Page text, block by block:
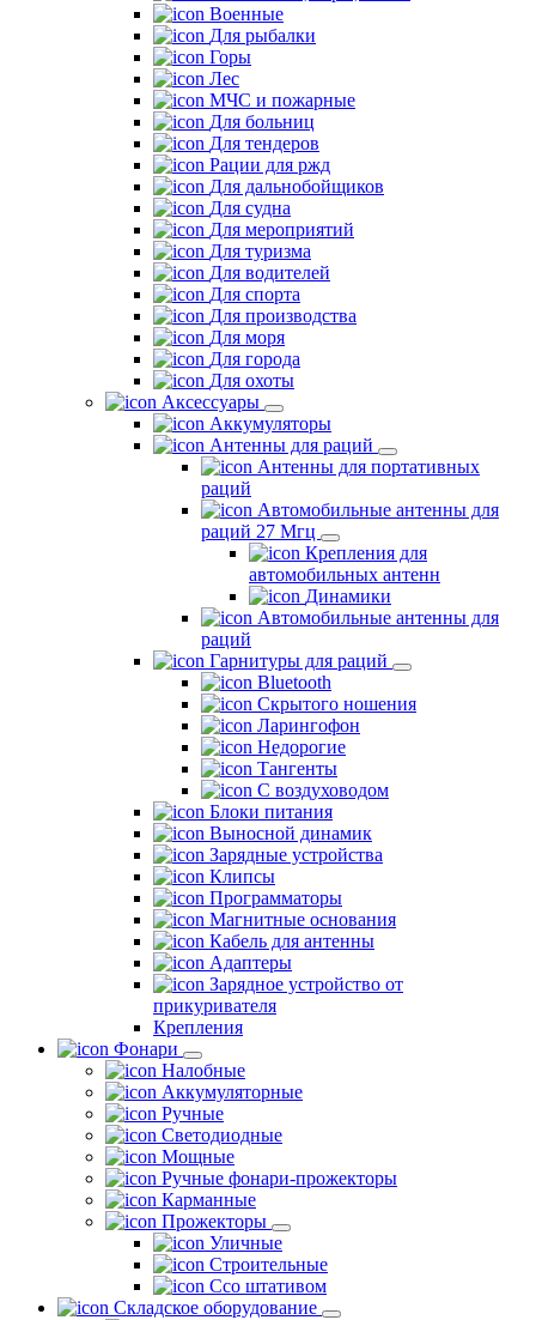
Военные
Для рыбалки
Горы
Лес
МЧС и пожарные
Для больниц
Для тендеров
Рации для ржд
Для дальнобойщиков
Для судна
Для мероприятий
Для туризма
Для водителей
Для спорта
Для производства
Для моря
Для города
Для охоты
Аксессуары
Аккумуляторы
Антенны для раций
Антенны для портативных
раций
Автомобильные антенны для
раций 27 Мгц
Крепления для
автомобильных антенн
Динамики
Автомобильные антенны для
раций
Гарнитуры для раций
Bluetooth
Скрытого ношения
Ларингофон
Недорогие
Тангенты
С воздуховодом
Блоки питания
Выносной динамик
Зарядные устройства
Клипсы
Программаторы
Магнитные основания
Кабель для антенны
Адаптеры
Зарядное устройство от
прикуривателя
Крепления
Фонари
Налобные
Аккумуляторные
Ручные
Светодиодные
Мощные
Ручные фонари-прожекторы
Карманные
Прожекторы
Уличные
Строительные
Ссо штативом
Складское оборудование